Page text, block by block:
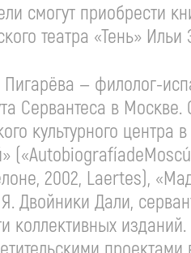
смогут приобрести
театра «Тень»
Пигарёва — филолог-
Сервантеса в
культурного центра
2002, Laertes),
Двойники Дали,
коллективных